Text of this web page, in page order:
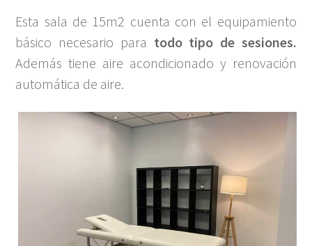
Esta sala de 15m2 cuenta con el equipamiento
básico necesario para todo tipo de sesiones.
Además tiene aire acondicionado y renovación
automática de aire.